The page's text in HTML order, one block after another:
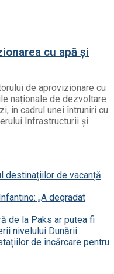
cu apă și
de aprovizionare cu
naționale de dezvoltare
în cadrul unei întruniri cu
Infrastructurii și
destinațiilor de vacanță
„A degradat
de la Paks ar putea fi
nivelului Dunării
de încărcare pentru